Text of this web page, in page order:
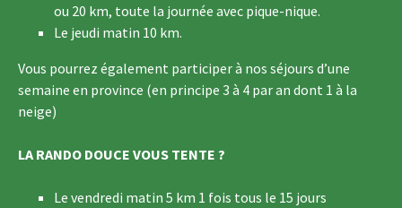
ou 20 km, toute la journée avec pique-nique.
Le jeudi matin 10 km.
Vous pourrez également participer à nos séjours d’une
semaine en province (en principe 3 à 4 par an dont 1 à la
neige)
LA RANDO DOUCE VOUS TENTE ?
Le vendredi matin 5 km 1 fois tous le 15 jours